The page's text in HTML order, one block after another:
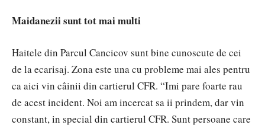
Maidanezii sunt tot mai multi
Haitele din Parcul Cancicov sunt bine cunoscute de cei
de la ecarisaj. Zona este una cu probleme mai ales pentru
ca aici vin câinii din cartierul CFR. “Imi pare foarte rau
de acest incident. Noi am incercat sa ii prindem, dar vin
constant, in special din cartierul CFR. Sunt persoane care